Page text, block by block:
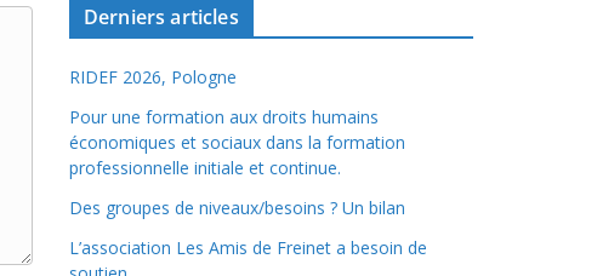
Derniers articles
RIDEF 2026, Pologne
Pour une formation aux droits humains
économiques et sociaux dans la formation
professionnelle initiale et continue.
Des groupes de niveaux/besoins ? Un bilan
L’association Les Amis de Freinet a besoin de